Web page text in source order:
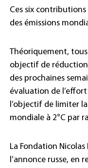
Ces six
des émissions
Théoriquement,
objectif de
des prochaines
évaluation de
l’objectif de limiter
mondiale à 2°C par
La Fondation
l’annonce russe, en